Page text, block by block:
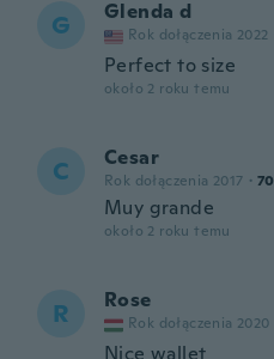
G Glenda d
Rok dołączenia 2022
Perfect to size
około 2 roku temu
C Cesar
Rok dołączenia 2017 · 70
Muy grande
około 2 roku temu
R Rose
Rok dołączenia 2020
Nice wallet